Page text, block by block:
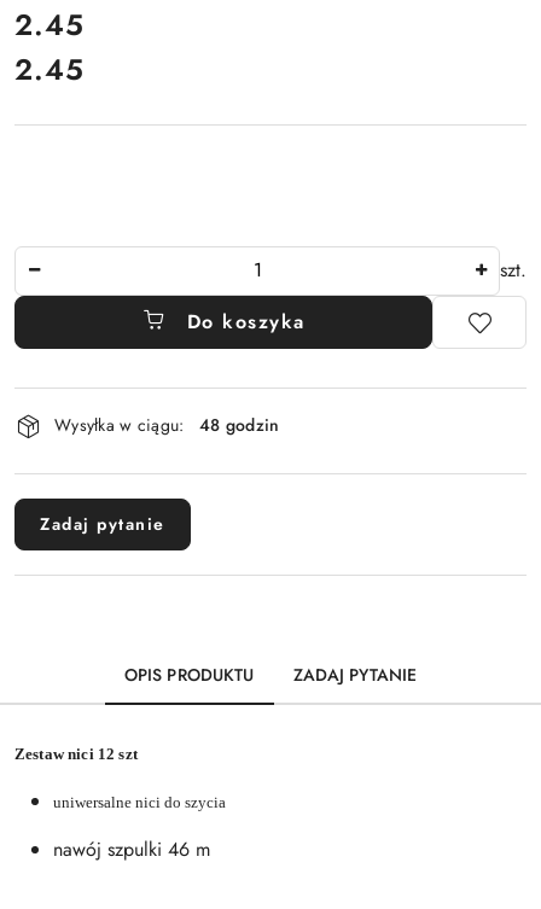
cena:
2.45
Cena:
2.45
szt.
Do koszyka
Dostępność
i
dostawa
Wysyłka w ciągu: 48 godzin
Zadaj pytanie
OPIS PRODUKTU ZADAJ PYTANIE
Zestaw nici 12 szt
uniwersalne nici do szycia
nawój szpulki 46 m